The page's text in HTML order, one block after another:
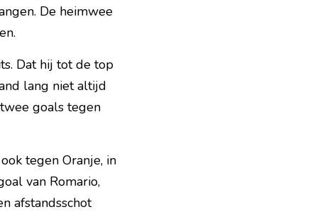
De heimwee
Dat hij tot de top
lang niet altijd
goals tegen
tegen Oranje, in
van Romario,
afstandsschot